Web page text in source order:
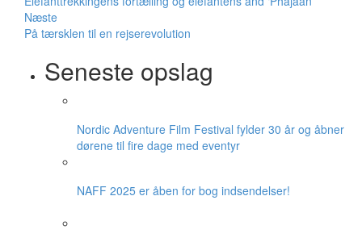
Næste
På tærsklen til en rejserevolution
Seneste opslag
Nordic Adventure Film Festival fylder 30 år og åbner
dørene til fire dage med eventyr
NAFF 2025 er åben for bog indsendelser!